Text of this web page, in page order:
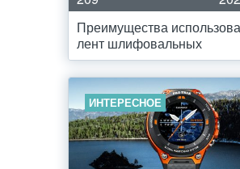
Преимущества
лент шлифовальных
ИНТЕРЕСНОЕ